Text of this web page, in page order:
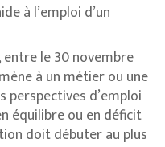
à l’emploi d’un
le 30 novembre
à un métier ou une
d’emploi
équilibre ou en déficit
doit débuter au plus